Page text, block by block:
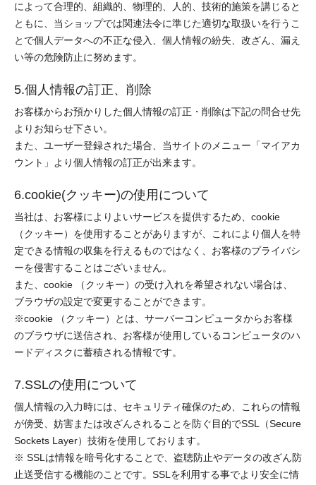
によって合理的、組織的、物理的、人的、技術的施策を講じると
ともに、当ショップでは関連法令に準じた適切な取扱いを行うこ
とで個人データへの不正な侵入、個人情報の紛失、改ざん、漏え
い等の危険防止に努めます。
5.個人情報の訂正、削除
お客様からお預かりした個人情報の訂正・削除は下記の問合せ先
よりお知らせ下さい。
また、ユーザー登録された場合、当サイトのメニュー「マイアカ
ウント」より個人情報の訂正が出来ます。
6.cookie(クッキー)の使用について
当社は、お客様によりよいサービスを提供するため、cookie
（クッキー）を使用することがありますが、これにより個人を特
定できる情報の収集を行えるものではなく、お客様のプライバシ
ーを侵害することはございません。
また、cookie （クッキー）の受け入れを希望されない場合は、
ブラウザの設定で変更することができます。
※cookie （クッキー）とは、サーバーコンピュータからお客様
のブラウザに送信され、お客様が使用しているコンピュータのハ
ードディスクに蓄積される情報です。
7.SSLの使用について
個人情報の入力時には、セキュリティ確保のため、これらの情報
が傍受、妨害または改ざんされることを防ぐ目的でSSL（Secure
Sockets Layer）技術を使用しております。
※ SSLは情報を暗号化することで、盗聴防止やデータの改ざん防
止送受信する機能のことです。SSLを利用する事でより安全に情